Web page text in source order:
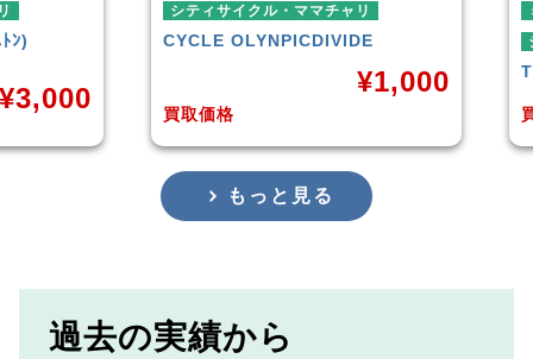
シティサイクル・ママチャリ
CYCLE OLYNPICDIVIDE
買取価格
1,000
ミニ
シテ
TERN
買取
もっと見る
過去の実績から